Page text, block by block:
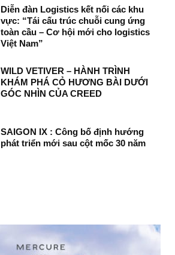
Diễn đàn Logistics kết nối các khu
vực: “Tái cấu trúc chuỗi cung ứng
toàn cầu – Cơ hội mới cho logistics
Việt Nam”
WILD VETIVER – HÀNH TRÌNH
KHÁM PHÁ CỎ HƯƠNG BÀI DƯỚI
GÓC NHÌN CỦA CREED
SAIGON IX : Công bố định hướng
phát triển mới sau cột mốc 30 năm